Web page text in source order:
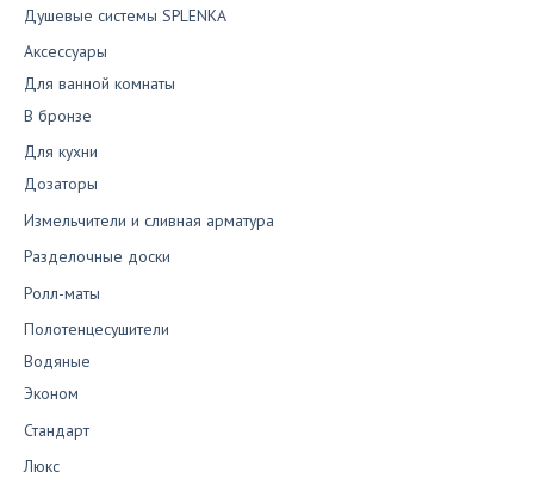
Душевые системы SPLENKA
Аксессуары
Для ванной комнаты
В бронзе
Для кухни
Дозаторы
Измельчители и сливная арматура
Разделочные доски
Ролл-маты
Полотенцесушители
Водяные
Эконом
Стандарт
Люкс